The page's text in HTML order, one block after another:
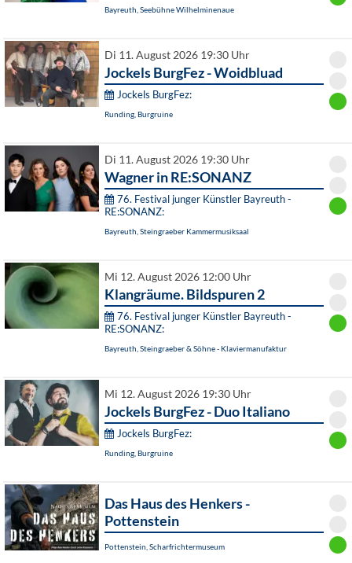
Bayreuth, Seebühne Wilhelminenaue
Di 11. August 2026 19:30 Uhr
Jockels BurgFez - Woidbluad
Jockels BurgFez:
Runding, Burgruine
Di 11. August 2026 19:30 Uhr
Wagner in RE:SONANZ
76. Festival junger Künstler Bayreuth -
RE:SONANZ:
Bayreuth, Steingraeber Kammermusiksaal
Mi 12. August 2026 12:00 Uhr
Klangräume. Bildspuren 2
76. Festival junger Künstler Bayreuth -
RE:SONANZ:
Bayreuth, Steingraeber & Söhne - Klaviermanufaktur
Mi 12. August 2026 19:30 Uhr
Jockels BurgFez - Duo Italiano
Jockels BurgFez:
Runding, Burgruine
Das Haus des Henkers -
Pottenstein
Pottenstein, Scharfrichtermuseum